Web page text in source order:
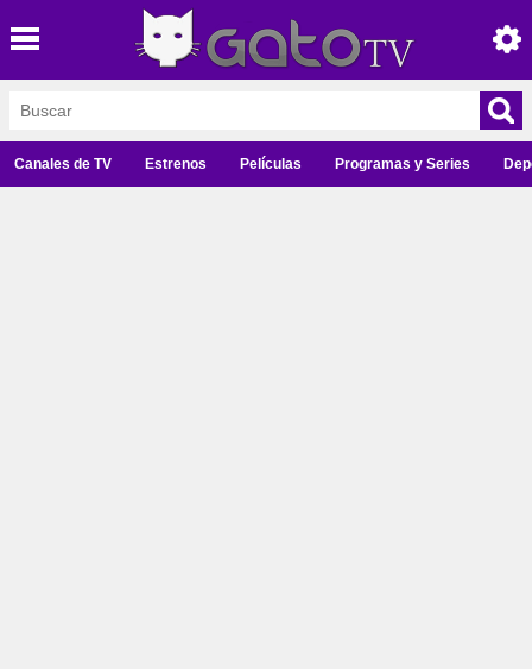
Canales de TV Estrenos Películas Programas y Series